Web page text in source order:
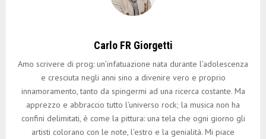
Carlo FR Giorgetti
Amo scrivere di prog: un’infatuazione nata durante l’adolescenza
e cresciuta negli anni sino a divenire vero e proprio
innamoramento, tanto da spingermi ad una ricerca costante. Ma
apprezzo e abbraccio tutto l’universo rock; la musica non ha
confini delimitati, è come la pittura: una tela che ogni giorno gli
artisti colorano con le note, l’estro e la genialità. Mi piace